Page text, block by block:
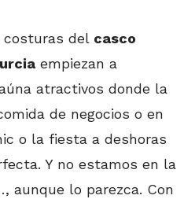
costuras del casco
empiezan a
atractivos donde la
de negocios o en
o la fiesta a deshoras
Y no estamos en la
aunque lo parezca. Con